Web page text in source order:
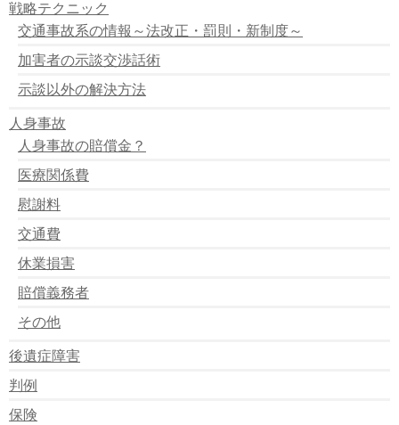
元請業者は下請業者の人身事故の責任を負う？
車の名義人は、常に賠償責任を負うのか？
会社の車で交通事故が発生した場合には？
盗難車で交通事故が起きた場合に、その保有者・名義人
の責任は？
人身事故の賠償金の請求先と賠償範囲の一覧
戦略テクニック
交通事故系の情報～法改正・罰則・新制度～
加害者の示談交渉話術
示談以外の解決方法
人身事故
人身事故の賠償金？
医療関係費
慰謝料
交通費
休業損害
賠償義務者
その他
後遺症障害
判例
保険